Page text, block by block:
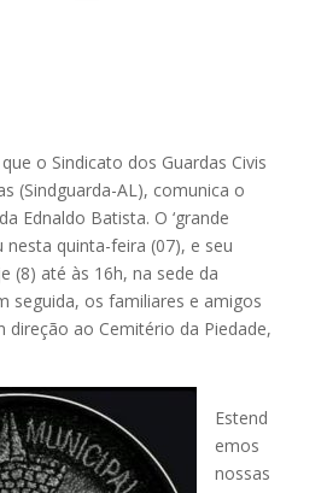
o Sindicato dos Guardas Civis
(Sindguarda-AL), comunica o
Ednaldo Batista. O ‘grande
nesta quinta-feira (07), e seu
(8) até às 16h, na sede da
seguida, os familiares e amigos
ao Cemitério da Piedade,
Estend
emos
nossas